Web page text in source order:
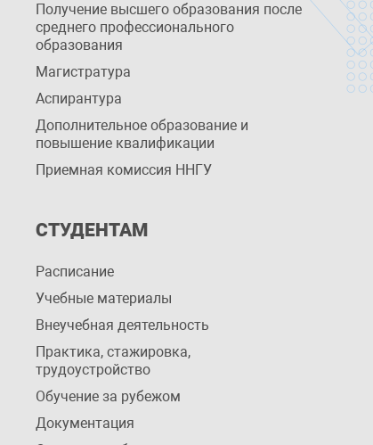
Получение высшего образования после
среднего профессионального
образования
Магистратура
Аспирантура
Дополнительное образование и
повышение квалификации
Приемная комиссия ННГУ
СТУДЕНТАМ
Расписание
Учебные материалы
Внеучебная деятельность
Практика, стажировка,
трудоустройство
Обучение за рубежом
Документация